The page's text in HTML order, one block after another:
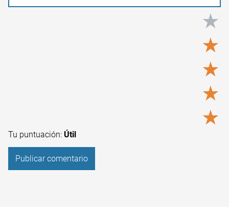
★
★
★
★
★
Tu puntuación: Útil